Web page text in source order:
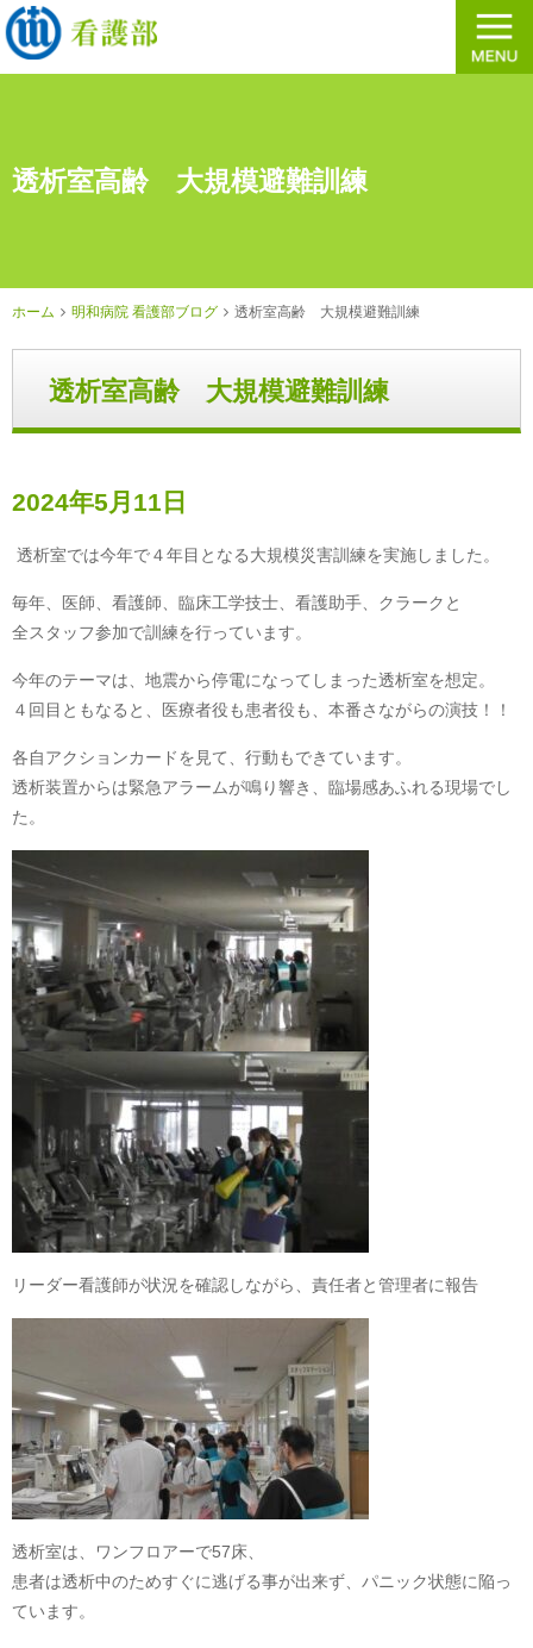
透析室高齢 大規模避難訓練
ホーム 明和病院 看護部ブログ 透析室高齢 大規模避難訓練
透析室高齢 大規模避難訓練
2024年5月11日
透析室では今年で４年目となる大規模災害訓練を実施しました。
毎年、医師、看護師、臨床工学技士、看護助手、クラークと
全スタッフ参加で訓練を行っています。
今年のテーマは、地震から停電になってしまった透析室を想定。
４回目ともなると、医療者役も患者役も、本番さながらの演技！！
各自アクションカードを見て、行動もできています。
透析装置からは緊急アラームが鳴り響き、臨場感あふれる現場でし
た。
リーダー看護師が状況を確認しながら、責任者と管理者に報告
透析室は、ワンフロアーで57床、
患者は透析中のためすぐに逃げる事が出来ず、パニック状態に陥っ
ています。